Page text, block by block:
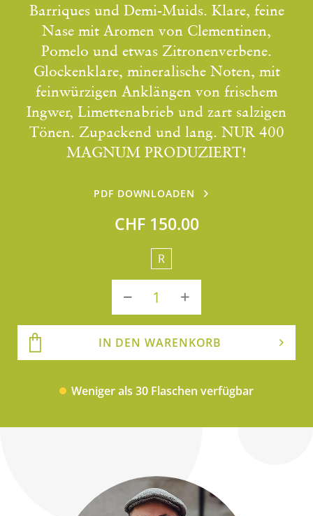
Barriques und Demi-Muids. Klare, feine
Nase mit Aromen von Clementinen,
Pomelo und etwas Zitronenverbene.
Glockenklare, mineralische Noten, mit
feinwürzigen Anklängen von frischem
Ingwer, Limettenabrieb und zart salzigen
Tönen. Zupackend und lang. NUR 400
MAGNUM PRODUZIERT!
PDF DOWNLOADEN
CHF 150.00
R
IN DEN WARENKORB
Weniger als 30 Flaschen verfügbar